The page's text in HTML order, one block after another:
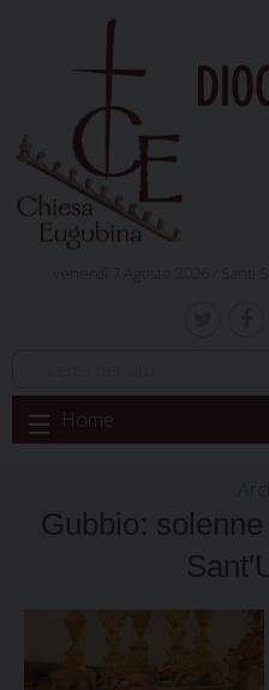
Skip
to
Home
Gubbio: